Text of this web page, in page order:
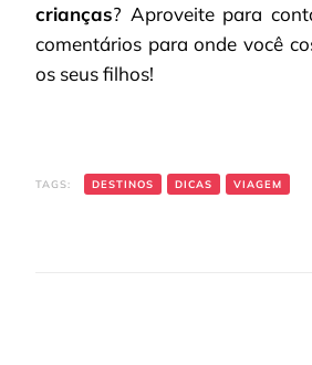
crianças? Aproveite para
comentários para onde você
os seus filhos!
TAGS: DESTINOS DICAS VIAGEM